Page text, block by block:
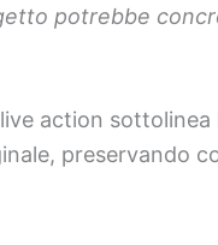
potrebbe
action
preservando